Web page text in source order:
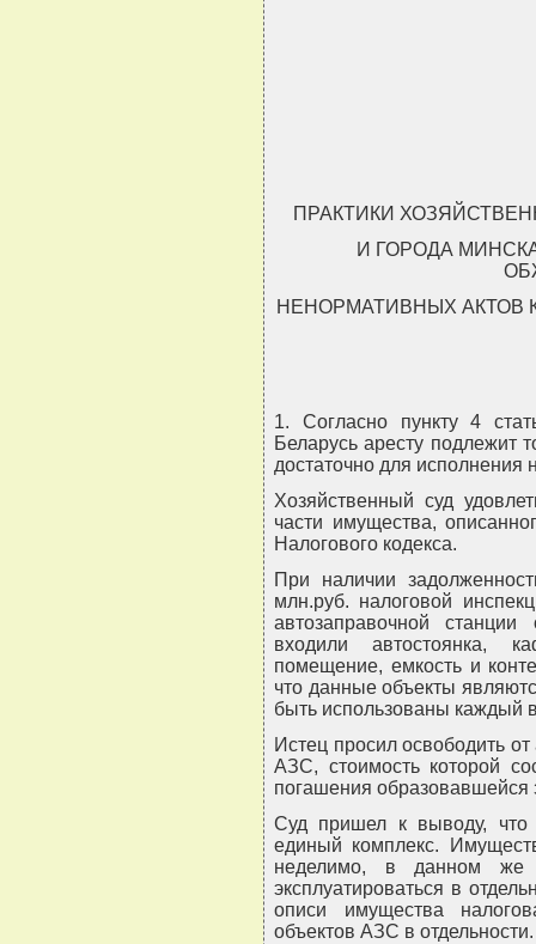
ПРАКТИКИ
И ГОРОДА
НЕНОРМАТИВНЫХ АКТОВ
1. Согласно пункту 4
Беларусь аресту подлежит
достаточно для исполнения
Хозяйственный суд
части имущества,
Налогового кодекса.
При наличии
млн.руб. налоговой
автозаправочной
входили автостоянка,
помещение, емкость и
что данные объекты
быть использованы каждый
Истец просил освободить
АЗС, стоимость которой
погашения образовавшейся
Суд пришел к выводу, что
единый комплекс.
неделимо, в данном же
эксплуатироваться в
описи имущества
объектов АЗС в отдельности.